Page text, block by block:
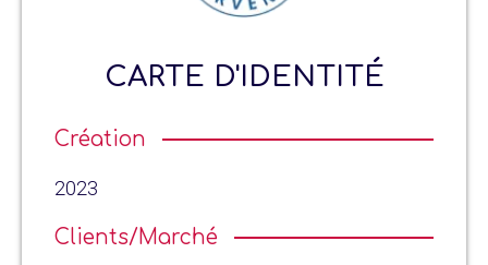
CARTE D'IDENTITÉ
Création
2023
Clients/Marché